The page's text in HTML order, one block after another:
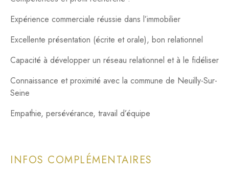
Expérience commerciale réussie dans l’immobilier
Excellente présentation (écrite et orale), bon relationnel
Capacité à développer un réseau relationnel et à le fidéliser
Connaissance et proximité avec la commune de Neuilly-Sur-
Seine
Empathie, persévérance, travail d’équipe
INFOS COMPLÉMENTAIRES